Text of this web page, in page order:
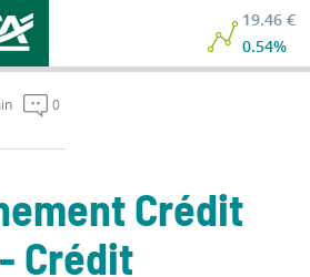
19.46 €
0.54%
0
Crédit
Crédit